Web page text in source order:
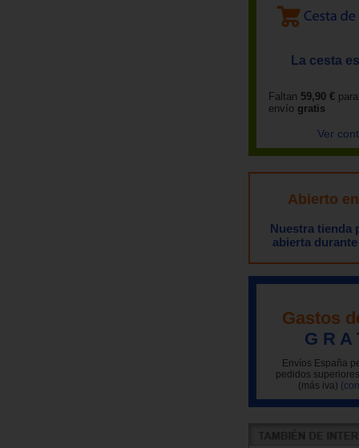
La cesta
Faltan 59,90 €
envío gratis
Ver
Abierto
Nuestra tienda
abierta
Gastos
G R A
Envíos España
pedidos
(más iva)